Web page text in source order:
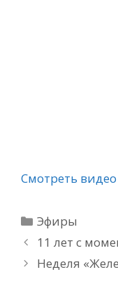
Смотреть видео
Рубрики
Эфиры
11 лет с
Неделя